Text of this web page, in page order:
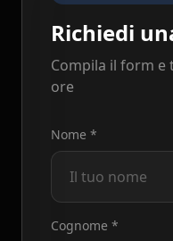
Richiedi
Compila il form
ore
Nome *
Cognome *